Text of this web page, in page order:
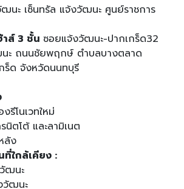
นะ เซ็นทรัล แจ้งวัฒนะ ศูนย์ราชการ
าส์ 3 ชั้น ซอยแจ้งวัฒนะ-ปากเกร็ด32
ะ ถนนชัยพฤกษ์ ตำบลบางตลาด
กร็ด จังหวัดนนทบุรี
รีโนเวทใหม่
ตโต้ และลามิเนต
ลัง
ที่ใกล้เคียง :
ฒนะ
วัฒนะ